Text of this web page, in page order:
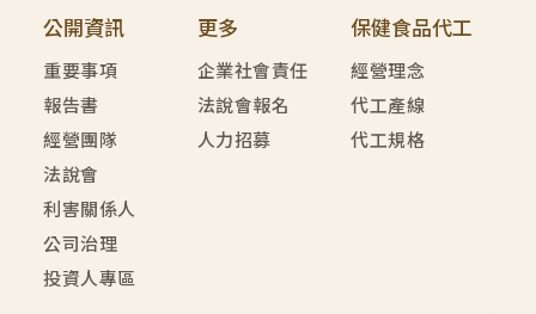
公開資訊
重要事項
報告書
經營團隊
法說會
利害關係人
公司治理
投資人專區
更多
企業社會責任
法說會報名
人力招募
保健食品代工
經營理念
代工產線
代工規格